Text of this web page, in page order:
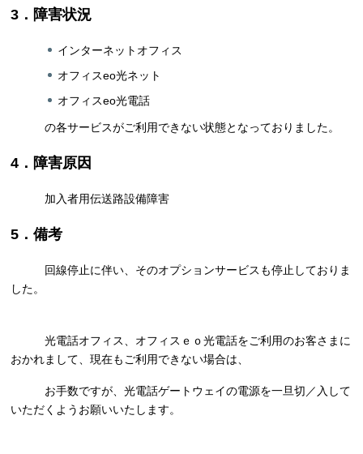
3．障害状況
インターネットオフィス
オフィスeo光ネット
オフィスeo光電話
の各サービスがご利用できない状態となっておりました。
4．障害原因
加入者用伝送路設備障害
5．備考
回線停止に伴い、そのオプションサービスも停止しておりま
した。
光電話オフィス、オフィスｅｏ光電話をご利用のお客さまに
おかれまして、現在もご利用できない場合は、
お手数ですが、光電話ゲートウェイの電源を一旦切／入して
いただくようお願いいたします。